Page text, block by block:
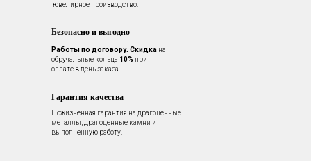
ювелирное производство.
Работы по договору. Скидка на
обручальные кольца 10% при
оплате в день заказа.
Безопасно и выгодно
Гарантия качества
Пожизненная гарантия на драгоценные
металлы, драгоценные камни и
выполненную работу.